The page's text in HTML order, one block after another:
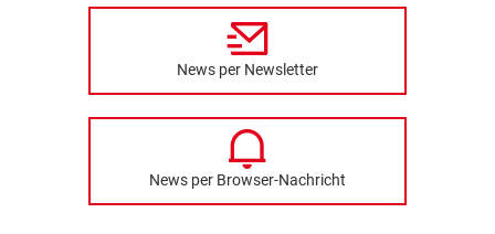
News per Newsletter
News per Browser-Nachricht